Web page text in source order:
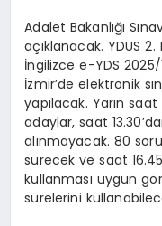
Adalet Bakanlığı
açıklanacak. YDUS
İngilizce e-YDS
İzmir’de elektronik
yapılacak. Yarın
adaylar, saat
alınmayacak. 80
sürecek ve saat
kullanması uygun
sürelerini